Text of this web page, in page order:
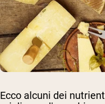
Ecco alcuni dei